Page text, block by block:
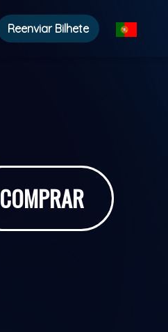
Reenviar Bilhete
COMPRAR